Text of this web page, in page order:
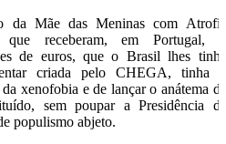
da Mãe das Meninas com Atrofia
receberam, em Portugal, o
de euros, que o Brasil lhes tinha
criada pelo CHEGA, tinha o
xenofobia e de lançar o anátema da
sem poupar a Presidência da
populismo abjeto.